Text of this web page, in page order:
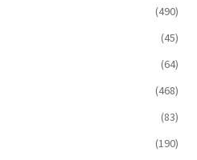
(490)
(45)
(64)
(468)
(83)
(190)